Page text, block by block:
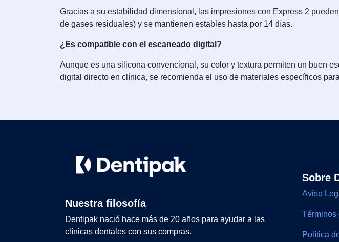
Gracias a su estabilidad dimensional, las impresiones con Express 2
de gases residuales) y se mantienen estables hasta por 14 días.
¿Es compatible con el escaneado digital?
Aunque es una silicona convencional, su color y textura permiten un buen
digital directo en clínica, se recomienda el uso de materiales específicos
Sobre
Aviso
Términos
Política
Nuestra filosofía
Dentipak nació hace más de 20 años para ayudar a las
clínicas dentales con sus compras.